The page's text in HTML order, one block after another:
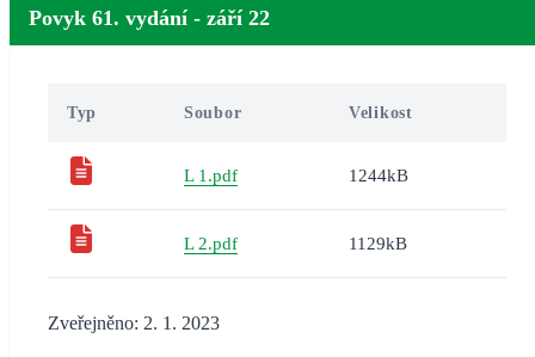
Povyk 61. vydání - září 22
Typ Soubor Velikost
L 1.pdf 1244kB
L 2.pdf 1129kB
Zveřejněno: 2. 1. 2023